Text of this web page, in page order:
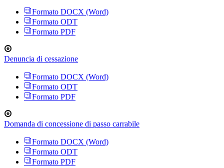
Formato DOCX (Word)
Formato ODT
Formato PDF
Denuncia di cessazione
Formato DOCX (Word)
Formato ODT
Formato PDF
Domanda di concessione di passo carrabile
Formato DOCX (Word)
Formato ODT
Formato PDF